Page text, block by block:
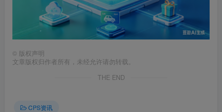
© 版权声明
文章版权归作者所有，未经允许请勿转载。
THE END
CPS资讯